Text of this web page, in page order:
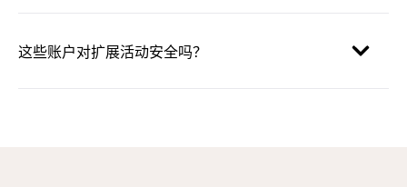
这些账户对扩展活动安全吗？